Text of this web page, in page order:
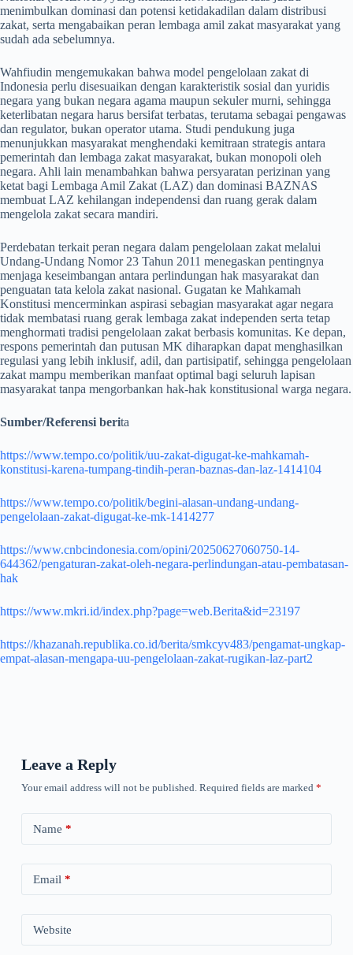
menimbulkan dominasi dan potensi ketidakadilan dalam distribusi
zakat, serta mengabaikan peran lembaga amil zakat masyarakat yang
sudah ada sebelumnya.
Wahfiudin mengemukakan bahwa model pengelolaan zakat di
Indonesia perlu disesuaikan dengan karakteristik sosial dan yuridis
negara yang bukan negara agama maupun sekuler murni, sehingga
keterlibatan negara harus bersifat terbatas, terutama sebagai pengawas
dan regulator, bukan operator utama. Studi pendukung juga
menunjukkan masyarakat menghendaki kemitraan strategis antara
pemerintah dan lembaga zakat masyarakat, bukan monopoli oleh
negara. Ahli lain menambahkan bahwa persyaratan perizinan yang
ketat bagi Lembaga Amil Zakat (LAZ) dan dominasi BAZNAS
membuat LAZ kehilangan independensi dan ruang gerak dalam
mengelola zakat secara mandiri.
Perdebatan terkait peran negara dalam pengelolaan zakat melalui
Undang-Undang Nomor 23 Tahun 2011 menegaskan pentingnya
menjaga keseimbangan antara perlindungan hak masyarakat dan
penguatan tata kelola zakat nasional. Gugatan ke Mahkamah
Konstitusi mencerminkan aspirasi sebagian masyarakat agar negara
tidak membatasi ruang gerak lembaga zakat independen serta tetap
menghormati tradisi pengelolaan zakat berbasis komunitas. Ke depan,
respons pemerintah dan putusan MK diharapkan dapat menghasilkan
regulasi yang lebih inklusif, adil, dan partisipatif, sehingga pengelolaan
zakat mampu memberikan manfaat optimal bagi seluruh lapisan
masyarakat tanpa mengorbankan hak-hak konstitusional warga negara.
Sumber/Referensi berita
https://www.tempo.co/politik/uu-zakat-digugat-ke-mahkamah-
konstitusi-karena-tumpang-tindih-peran-baznas-dan-laz-1414104
https://www.tempo.co/politik/begini-alasan-undang-undang-
pengelolaan-zakat-digugat-ke-mk-1414277
https://www.cnbcindonesia.com/opini/20250627060750-14-
644362/pengaturan-zakat-oleh-negara-perlindungan-atau-pembatasan-
hak
https://www.mkri.id/index.php?page=web.Berita&id=23197
https://khazanah.republika.co.id/berita/smkcyv483/pengamat-ungkap-
empat-alasan-mengapa-uu-pengelolaan-zakat-rugikan-laz-part2
Leave a Reply
Your email address will not be published. Required fields are marked *
Name *
Email *
Website